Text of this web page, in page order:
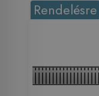
Rendelésre